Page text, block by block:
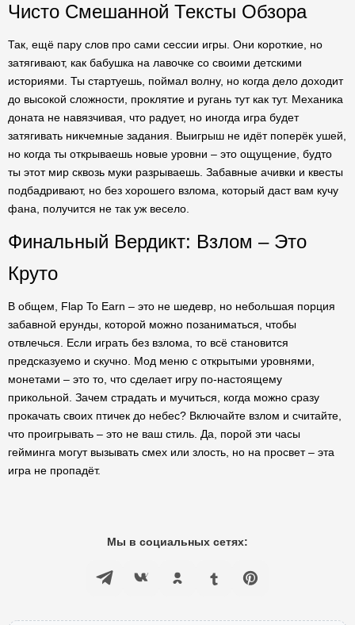
Чисто Смешанной Тексты Обзора
Так, ещё пару слов про сами сессии игры. Они короткие, но
затягивают, как бабушка на лавочке со своими детскими
историями. Ты стартуешь, поймал волну, но когда дело доходит
до высокой сложности, проклятие и ругань тут как тут. Механика
доната не навязчивая, что радует, но иногда игра будет
затягивать никчемные задания. Выигрыш не идёт поперёк ушей,
но когда ты открываешь новые уровни – это ощущение, будто
ты этот мир сквозь муки разрываешь. Забавные ачивки и квесты
подбадривают, но без хорошего взлома, который даст вам кучу
фана, получится не так уж весело.
Финальный Вердикт: Взлом – Это
Круто
В общем, Flap To Earn – это не шедевр, но небольшая порция
забавной ерунды, которой можно позаниматься, чтобы
отвлечься. Если играть без взлома, то всё становится
предсказуемо и скучно. Мод меню с открытыми уровнями,
монетами – это то, что сделает игру по-настоящему
прикольной. Зачем страдать и мучиться, когда можно сразу
прокачать своих птичек до небес? Включайте взлом и считайте,
что проигрывать – это не ваш стиль. Да, порой эти часы
гейминга могут вызывать смех или злость, но на просвет – эта
игра не пропадёт.
Мы в социальных сетях: